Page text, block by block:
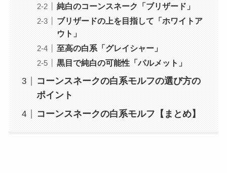
純白のコーンスネーク「ブリザード」
ブリザードの上を目指して「ホワイトア
ウト」
至高の白系「グレイシャー」
黒目で純白の可能性「パルメット」
コーンスネークの白系モルフの選び方の
ポイント
コーンスネークの白系モルフ【まとめ】